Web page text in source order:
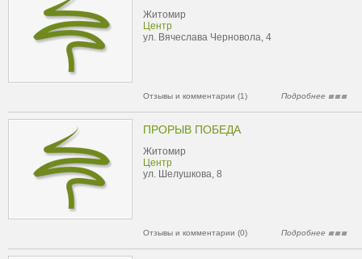
Житомир
Центр
ул. Вячеслава Черновола, 4
Отзывы и комментарии (1) Подробнее
ПРОРЫВ ПОБЕДА
Житомир
Центр
ул. Шелушкова, 8
Отзывы и комментарии (0) Подробнее